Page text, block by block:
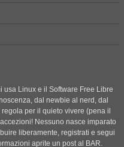
usa Linux e il Software Free Libre
dal newbie al nerd, dal
per il quieto vivere (pena il
Nessuno nasce imparato
liberamente, registrati e segui
aprite un post al BAR.